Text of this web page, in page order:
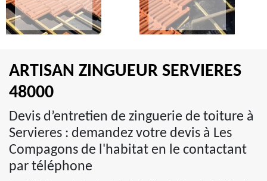
ARTISAN ZINGUEUR SERVIERES
48000
Devis d’entretien de zinguerie de toiture à
Servieres : demandez votre devis à Les
Compagons de l'habitat en le contactant
par téléphone